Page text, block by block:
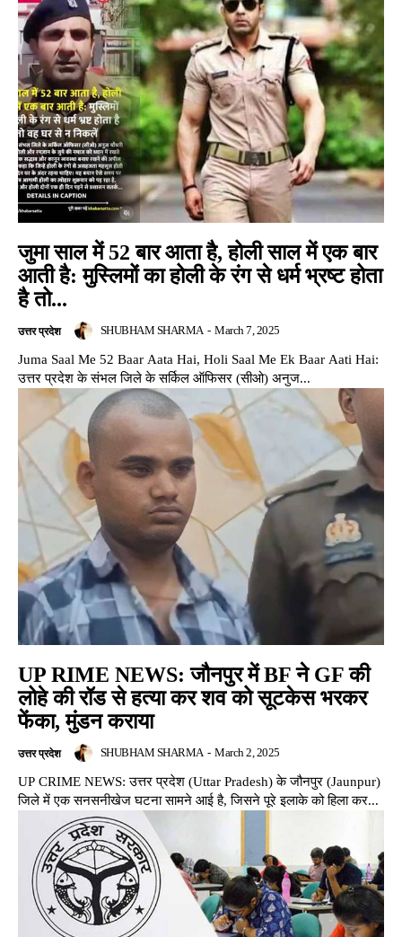
जुमा साल में 52 बार आता है, होली साल में एक बार
आती है: मुस्लिमों का होली के रंग से धर्म भ्रष्ट होता
है तो...
उत्तर प्रदेश SHUBHAM SHARMA - March 7, 2025
Juma Saal Me 52 Baar Aata Hai, Holi Saal Me Ek Baar Aati Hai:
उत्तर प्रदेश के संभल जिले के सर्किल ऑफिसर (सीओ) अनुज...
UP RIME NEWS: जौनपुर में BF ने GF की
लोहे की रॉड से हत्या कर शव को सूटकेस भरकर
फेंका, मुंडन कराया
उत्तर प्रदेश SHUBHAM SHARMA - March 2, 2025
UP CRIME NEWS: उत्तर प्रदेश (Uttar Pradesh) के जौनपुर (Jaunpur)
जिले में एक सनसनीखेज घटना सामने आई है, जिसने पूरे इलाके को हिला कर...